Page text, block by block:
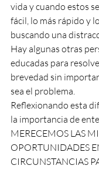
vida y cuando estos
fácil, lo más rápido y
buscando una
Hay algunas otras
educadas para
brevedad sin
sea el problema.
Reflexionando esta
la importancia de
MERECEMOS LAS
OPORTUNIDADES
CIRCUNSTANCIAS